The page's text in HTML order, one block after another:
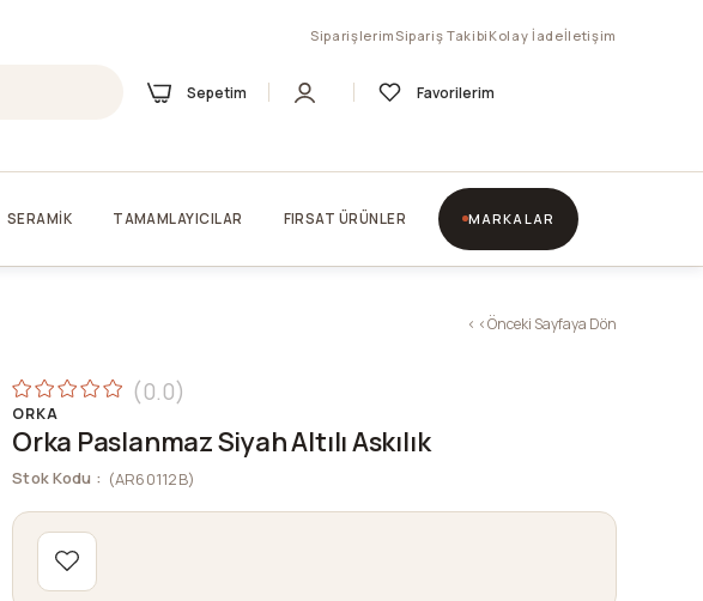
Siparişlerim Sipariş Takibi Kolay İadeİletişim
Sepetim Favorilerim
SERAMİK TAMAMLAYICILAR FIRSAT ÜRÜNLER MARKALAR
< < Önceki Sayfaya Dön
0.0
ORKA
Orka Paslanmaz Siyah Altılı Askılık
Stok Kodu (AR60112B)